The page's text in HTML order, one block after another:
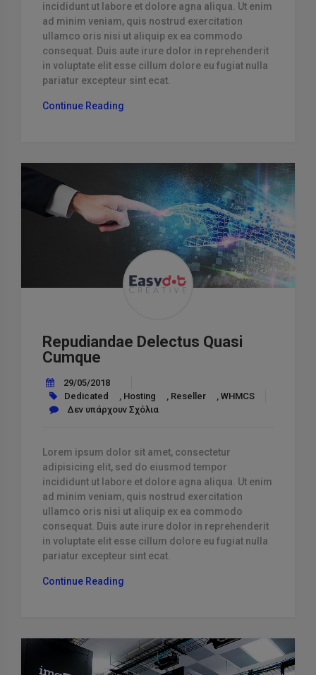
incididunt ut labore et dolore agna aliqua. Ut enim
ad minim veniam, quis nostrud exercitation
ullamco oris nisi ut aliquip ex ea commodo
consequat. Duis aute irure dolor in reprehenderit
in voluptate elit esse cillum dolore eu fugiat nulla
pariatur excepteur sint ecat.
Continue Reading
Repudiandae Delectus Quasi
Cumque
29/05/2018
Dedicated
, Hosting , Reseller , WHMCS
Δεν υπάρχουν Σχόλια
Lorem ipsum dolor sit amet, consectetur
adipisicing elit, sed do eiusmod tempor
incididunt ut labore et dolore agna aliqua. Ut enim
ad minim veniam, quis nostrud exercitation
ullamco oris nisi ut aliquip ex ea commodo
consequat. Duis aute irure dolor in reprehenderit
in voluptate elit esse cillum dolore eu fugiat nulla
pariatur excepteur sint ecat.
Continue Reading